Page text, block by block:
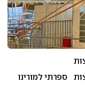
ספרתי למורינו